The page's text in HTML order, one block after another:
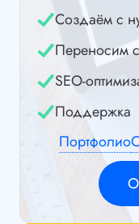
Создаём с
Переносим
SEO-
Поддержка
Портфолио